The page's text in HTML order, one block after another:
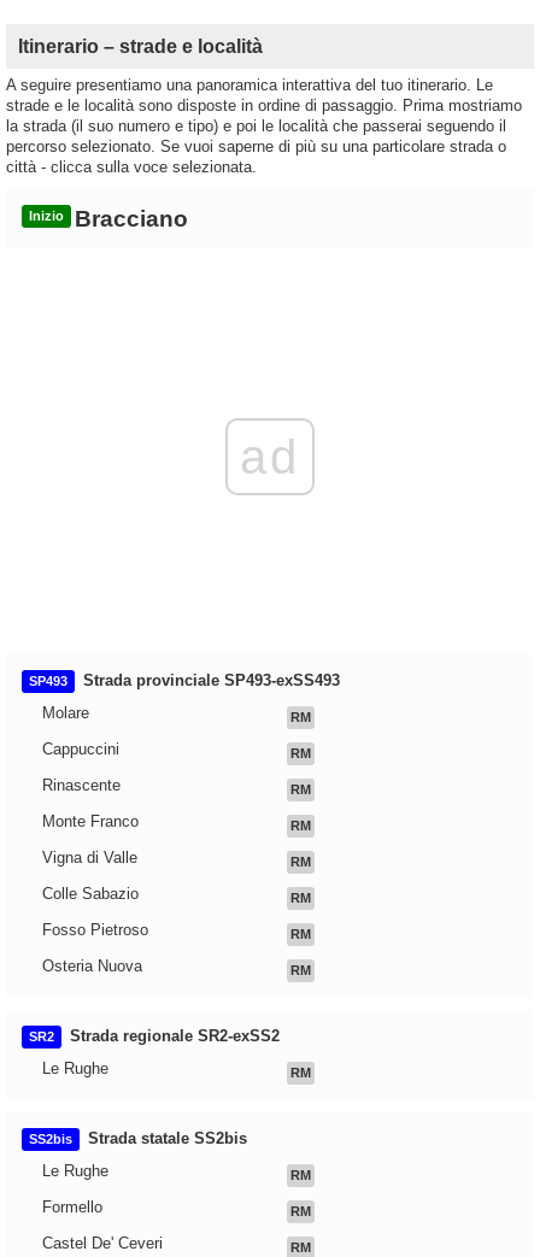
Itinerario – strade e località
A seguire presentiamo una panoramica interattiva del tuo itinerario. Le
strade e le località sono disposte in ordine di passaggio. Prima mostriamo
la strada (il suo numero e tipo) e poi le località che passerai seguendo il
percorso selezionato. Se vuoi saperne di più su una particolare strada o
città - clicca sulla voce selezionata.
Inizio Bracciano
ad
SP493
Strada provinciale SP493-exSS493
Molare
RM
Cappuccini RM
Rinascente RM
Monte Franco RM
Vigna di Valle RM
Colle Sabazio RM
Fosso Pietroso RM
Osteria Nuova RM
SR2
Strada regionale SR2-exSS2
Le Rughe
RM
SS2bis
Strada statale SS2bis
Le Rughe
RM
Formello RM
Castel De' Ceveri RM